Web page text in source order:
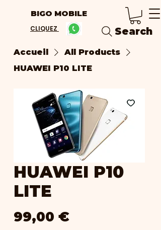
BIGO MOBILE
CLIQUEZ Search
Accueil
All Products
HUAWEI P10 LITE
HUAWEI P10
LITE
99,00 €Prix